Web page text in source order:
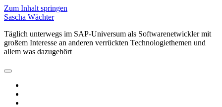
Zum Inhalt springen
Sascha Wächter
Täglich unterwegs im SAP-Universum als Softwarenetwickler mit
großem Interesse an anderen verrückten Technologiethemen und
allem was dazugehört
open
menu